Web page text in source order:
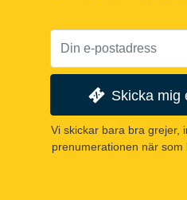
Skicka mig
Vi skickar bara bra grejer,
prenumerationen när som